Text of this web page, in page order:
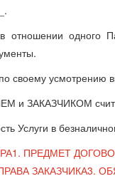
отношении одного
усмотрению
и ЗАКАЗЧИКОМ
Услуги в
1. ПРЕДМЕТ
ЗАКАЗЧИКА3.